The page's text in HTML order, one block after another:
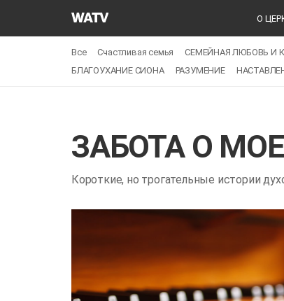
Церковь
Общество
Всемирной
О
Все Счастливая семья СЕМЕЙНАЯ ЛЮБОВЬ И
БЛАГОУХАНИЕ СИОНА
РАЗУМЕНИЕ
ЗАБОТА О
Короткие, но трогательные истории